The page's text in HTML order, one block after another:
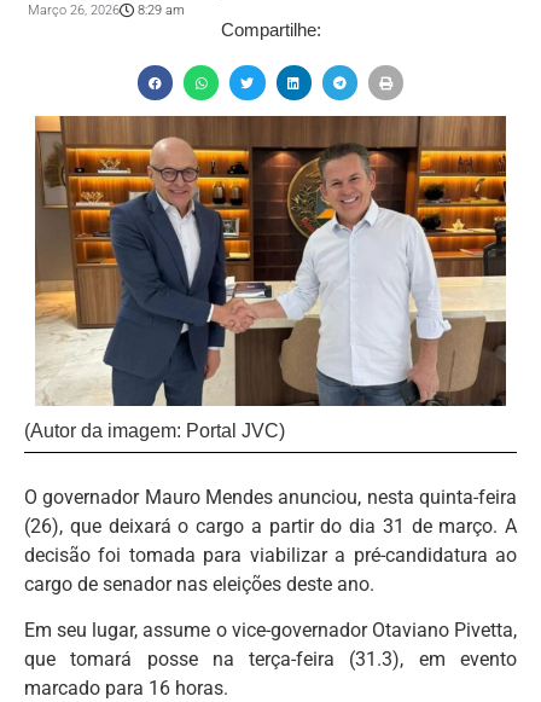
Março 26, 2026 8:29 am
Compartilhe:
(Autor da imagem: Portal JVC)
O governador Mauro Mendes anunciou, nesta quinta-feira
(26), que deixará o cargo a partir do dia 31 de março. A
decisão foi tomada para viabilizar a pré-candidatura ao
cargo de senador nas eleições deste ano.
Em seu lugar, assume o vice-governador Otaviano Pivetta,
que tomará posse na terça-feira (31.3), em evento
marcado para 16 horas.